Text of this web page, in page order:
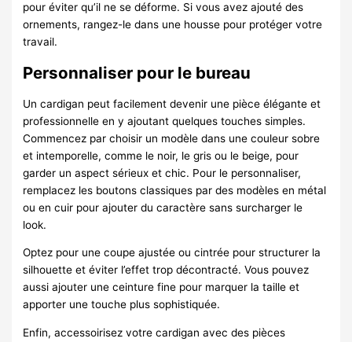
pour éviter qu’il ne se déforme. Si vous avez ajouté des
ornements, rangez-le dans une housse pour protéger votre
travail.
Personnaliser pour le bureau
Un cardigan peut facilement devenir une pièce élégante et
professionnelle en y ajoutant quelques touches simples.
Commencez par choisir un modèle dans une couleur sobre
et intemporelle, comme le noir, le gris ou le beige, pour
garder un aspect sérieux et chic. Pour le personnaliser,
remplacez les boutons classiques par des modèles en métal
ou en cuir pour ajouter du caractère sans surcharger le
look.
Optez pour une coupe ajustée ou cintrée pour structurer la
silhouette et éviter l’effet trop décontracté. Vous pouvez
aussi ajouter une ceinture fine pour marquer la taille et
apporter une touche plus sophistiquée.
Enfin, accessoirisez votre cardigan avec des pièces